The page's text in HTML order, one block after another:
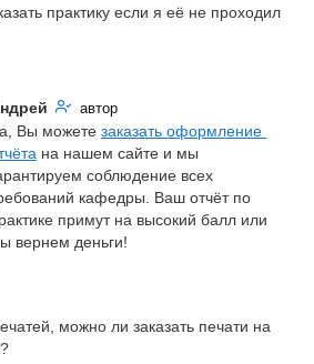
практику если я её не проходил
автор
Вы можете заказать оформление
на нашем сайте и мы
соблюдение всех
кафедры. Ваш отчёт по
примут на высокий балл или
вернем деньги!
можно ли заказать печати на